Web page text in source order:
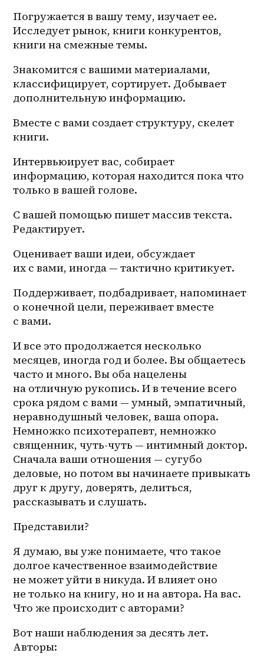
Погружается в вашу тему, изучает ее.
Исследует рынок, книги конкурентов,
книги на смежные темы.
Знакомится с вашими материалами,
классифицирует, сортирует. Добывает
дополнительную информацию.
Вместе с вами создает структуру, скелет
книги.
Интервьюирует вас, собирает
информацию, которая находится пока что
только в вашей голове.
С вашей помощью пишет массив текста.
Редактирует.
Оценивает ваши идеи, обсуждает
их с вами, иногда — тактично критикует.
Поддерживает, подбадривает, напоминает
о конечной цели, переживает вместе
с вами.
И все это продолжается несколько
месяцев, иногда год и более. Вы общаетесь
часто и много. Вы оба нацелены
на отличную рукопись. И в течение всего
срока рядом с вами — умный, эмпатичный,
неравнодушный человек, ваша опора.
Немножко психотерапевт, немножко
священник, чуть-чуть — интимный доктор.
Сначала ваши отношения — сугубо
деловые, но потом вы начинаете привыкать
друг к другу, доверять, делиться,
рассказывать и слушать.
Представили?
Я думаю, вы уже понимаете, что такое
долгое качественное взаимодействие
не может уйти в никуда. И влияет оно
не только на книгу, но и на автора. На вас.
Что же происходит с авторами?
Вот наши наблюдения за десять лет.
Авторы: